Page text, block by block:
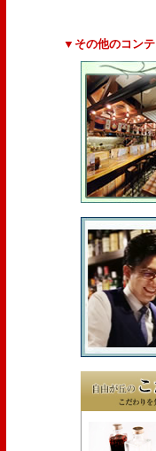
▼その他のコンテ